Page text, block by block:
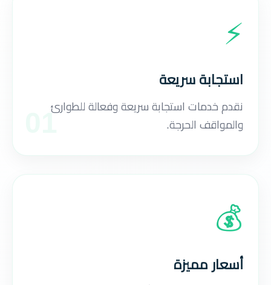
⚡
استجابة سريعة
نقدم خدمات استجابة سريعة وفعالة للطوارئ
والمواقف الحرجة.
01
💰
أسعار مميزة